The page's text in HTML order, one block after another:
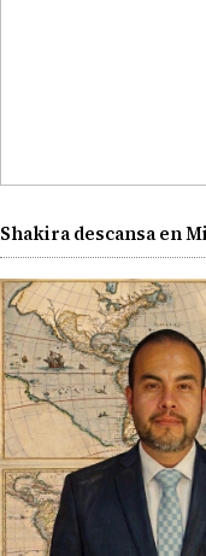
Shakira descansa en